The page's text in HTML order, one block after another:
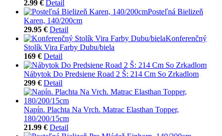
2.99 € Detail
Posteľná Bielizeň
Karen, 140/200cm
29.95 € Detail
Konferenčný
Stolík Vira Farby Dubu/biela
169 € Detail
Nábytok Do Predsiene Road 2 Š: 214 Cm So Zrkadlom
299 € Detail
Napín. Plachta Na Vrch. Matrac Elasthan Topper,
180/200/15cm
21.99 € Detail